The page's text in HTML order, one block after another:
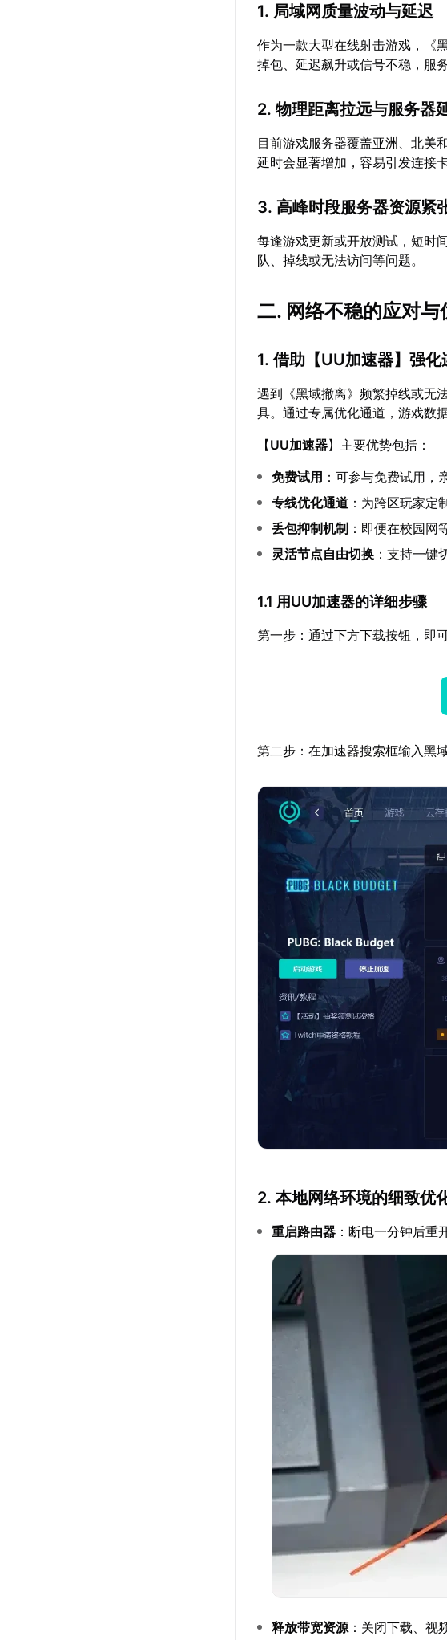
1. 局域网质量波动与延迟
作为一款大型在线射击游戏，《
掉包、延迟飙升或信号不稳，服
2. 物理距离拉远与服务器
目前游戏服务器覆盖亚洲、北美
延时会显著增加，容易引发连接
3. 高峰时段服务器资源紧
每逢游戏更新或开放测试，短时
队、掉线或无法访问等问题。
二. 网络不稳的应对与
1. 借助【UU加速器】强化
遇到《黑域撤离》频繁掉线或无
具。通过专属优化通道，游戏数
【UU加速器】主要优势包括：
免费试用 ：可参与免费试用，
专线优化通道 ：为跨区玩家定
丢包抑制机制 ：即便在校园网
灵活节点自由切换 ：支持一键
1.1 用UU加速器的详细步骤
第一步：通过下方下载按钮，即
第二步：在加速器搜索框输入黑
2. 本地网络环境的细致优
重启路由器 ：断电一分钟后重
释放带宽资源：关闭下载、视